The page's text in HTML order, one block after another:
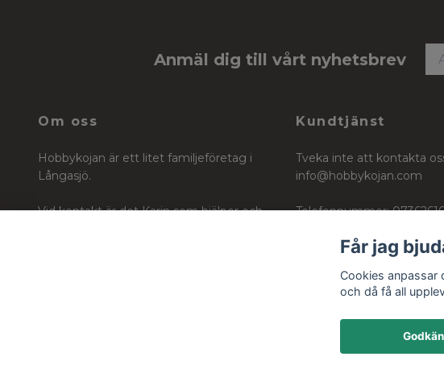
Anmäl dig till vårt nyhetsbrev
Om oss
Hobbykojan är ett litet familjeföretag i
Långasjö.
Vid kontakt är det Karin som hjälper och
Kundtjänst
Tveka inte att kontakta
info@hobbykojan.com
Telefonnummer:
Får jag
Cookies anpassar
och då få all